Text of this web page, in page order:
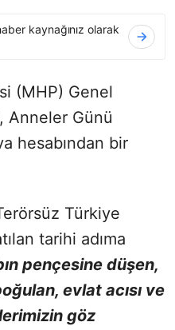
kaynağınız olarak
(MHP) Genel
Anneler Günü
hesabından bir
Türkiye
tarihi adıma
pençesine düşen,
evlat acısı ve
göz